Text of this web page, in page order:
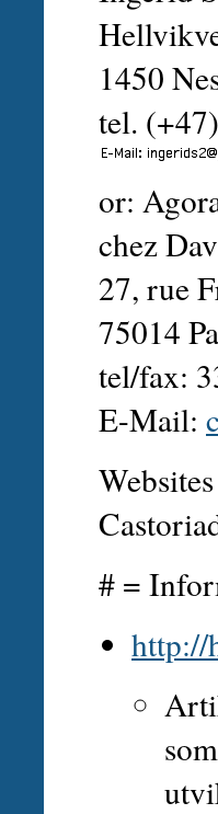
1450
tel.
or:
chez
27, rue
75014
tel/fax:
E-Mail:
# =
http://